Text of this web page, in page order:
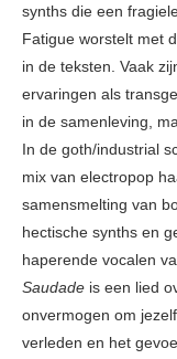
synths die een
Fatigue worstelt met
in de teksten. Vaak
ervaringen als
​​in de samenleving,
In de goth/industrial
mix van electropop
samensmelting van
hectische synths en
haperende vocalen
Saudade is een lied
onvermogen om
verleden en het